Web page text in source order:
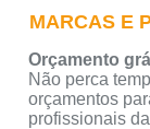
MARCAS E
Orçamento
Não perca
orçamentos
profissionais